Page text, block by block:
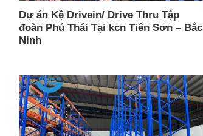
Dự án Kệ Drivein/ Drive Thru Tập
đoàn Phú Thái Tại kcn Tiên Sơn – Bắc
Ninh